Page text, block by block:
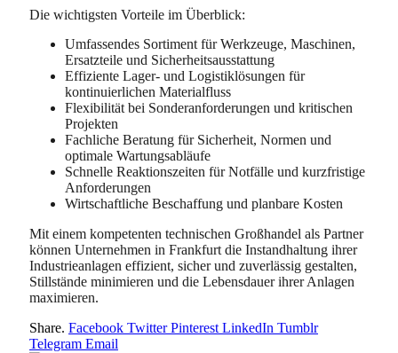
Die wichtigsten Vorteile im Überblick:
Umfassendes Sortiment für Werkzeuge, Maschinen,
Ersatzteile und Sicherheitsausstattung
Effiziente Lager- und Logistiklösungen für
kontinuierlichen Materialfluss
Flexibilität bei Sonderanforderungen und kritischen
Projekten
Fachliche Beratung für Sicherheit, Normen und
optimale Wartungsabläufe
Schnelle Reaktionszeiten für Notfälle und kurzfristige
Anforderungen
Wirtschaftliche Beschaffung und planbare Kosten
Mit einem kompetenten technischen Großhandel als Partner
können Unternehmen in Frankfurt die Instandhaltung ihrer
Industrieanlagen effizient, sicher und zuverlässig gestalten,
Stillstände minimieren und die Lebensdauer ihrer Anlagen
maximieren.
Share. Facebook Twitter Pinterest LinkedIn Tumblr
Telegram Email